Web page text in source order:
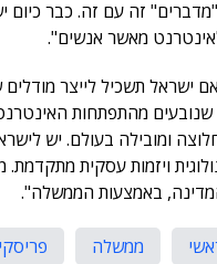
זה עם זה. כבר כיום
מאשר אנשים".
ישראל תשכיל לייצר
שנובעים מהתפתחות
ומובילה בעולם. יש
ויזמות עסקית מתקדמת.
באמצעות הממשלה".
ממשלה